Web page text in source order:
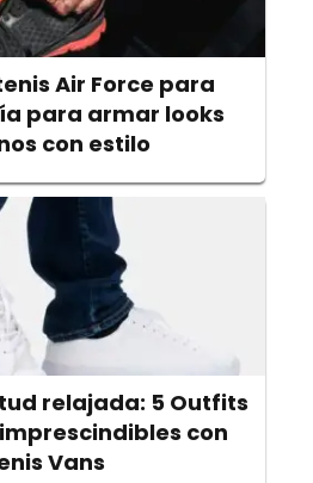
Air Force para
para armar looks
con estilo
relajada: 5 Outfits
con
Vans